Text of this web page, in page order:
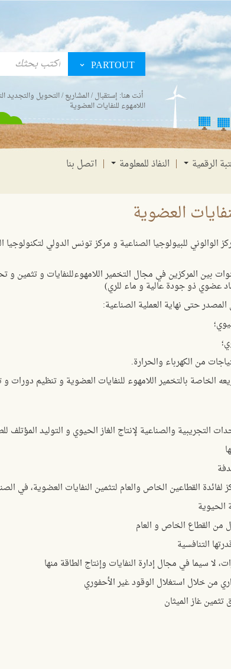
PARTOUT
أنت هنا: إستقبال/المشاريع/التحويل والتجديد
اللامهوء للنفايات العضوية
الرقمية النفاذ للمعلومة اتصل بنا
العضوية
الوالوني للبيولوجيا الصناعية و مركز تونس الدولي
بين المركزين في مجال التخمير اللامهوءللنفايات و تثمين و
عضوي ذو جودة عالية و ماء للري)
حتى نهاية العملية الصناعية:
من الكهرباء والحرارة.
الخاصة بالتخمير اللامهوء للنفايات العضوية و تنظيم دورات
والصناعية لإنتاج الغاز الحيوي و التوليد المؤتلف
القطاعين الخاص والعام لتثمين النفايات العضوية، في
من القطاع الخاص و العام
التنافسية
لا سيما في مجال إدارة النفايات وإنتاج الطاقة منها
من خلال استغلال الوقود غير الأحفوري
غاز الميثان